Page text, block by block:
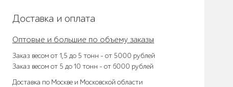
Доставка и оплата
Оптовые и большие по объему заказы
Заказ весом от 1,5 до 5 тонн – от 5000 рублей
Заказ весом от 5 до 10 тонн – от 6000 рублей
Доставка по Москве и Московской области